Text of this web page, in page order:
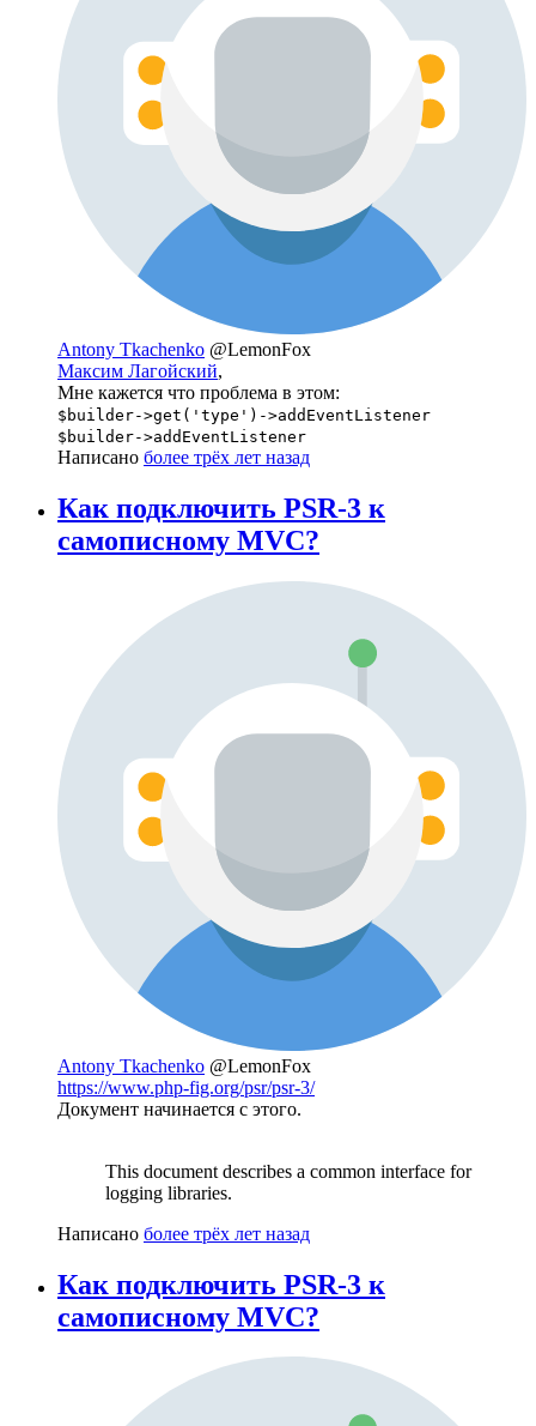
Antony Tkachenko @LemonFox
Максим Лагойский,
Мне кажется что проблема в этом:
$builder->get('type')->addEventListener
$builder->addEventListener
Написано более трёх лет назад
Как подключить PSR-3 к
самописному MVC?
Antony Tkachenko @LemonFox
https://www.php-fig.org/psr/psr-3/
Документ начинается с этого.
This document describes a common interface for
logging libraries.
Написано более трёх лет назад
Как подключить PSR-3 к
самописному MVC?